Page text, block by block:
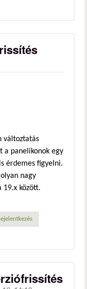
változtatás
a panelikonok egy
érdemes figyelni.
nagy
19.x között.